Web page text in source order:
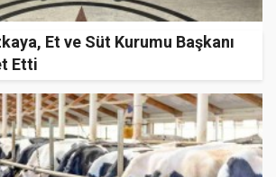
Et ve Süt Kurumu Başkanı
Etti